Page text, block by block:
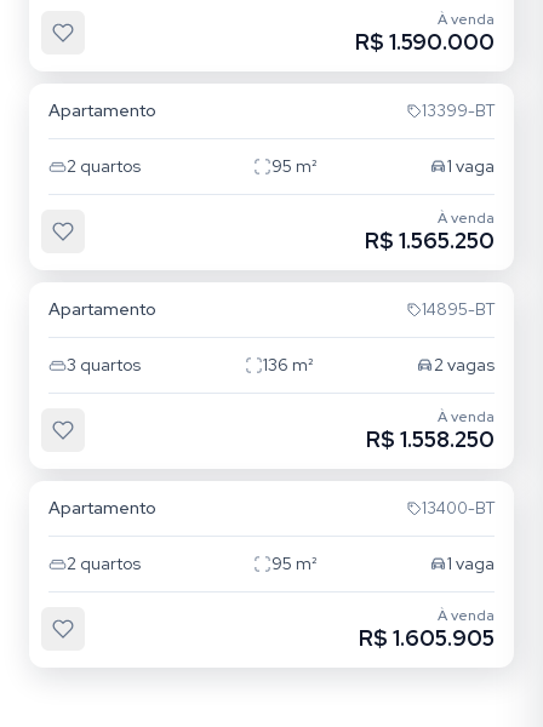
À venda
R$ 1.590.000
Apartamento 13399-BT
2 quartos 95 m² 1 vaga
À venda
R$ 1.565.250
Apartamento 14895-BT
3 quartos 136 m² 2vagas
À venda
R$ 1.558.250
Apartamento 13400-BT
2 quartos 95 m² 1 vaga
À venda
R$ 1.605.905